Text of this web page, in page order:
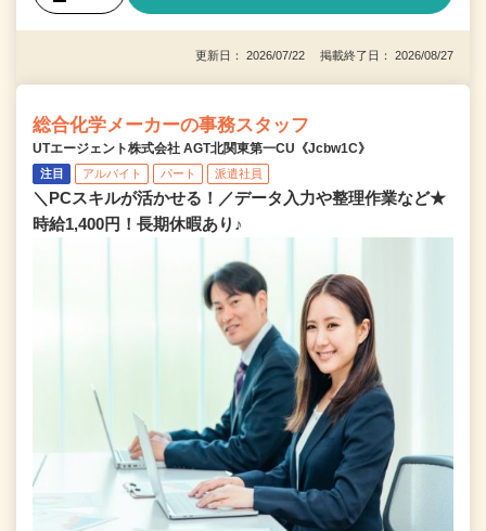
更新日： 2026/07/22 掲載終了日： 2026/08/27
総合化学メーカーの事務スタッフ
UTエージェント株式会社 AGT北関東第一CU《Jcbw1C》
注目 アルバイト パート 派遣社員
＼PCスキルが活かせる！／データ入力や整理作業など★
時給1,400円！長期休暇あり♪